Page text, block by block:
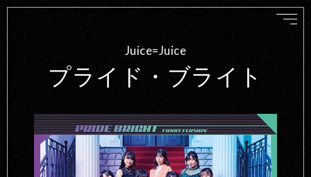
Juice=Juice
プライド・ブライト